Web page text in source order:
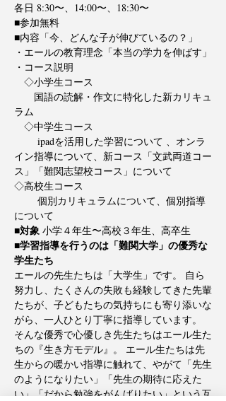
各日 8:30〜、14:00〜、18:30〜
■参加無料
■内容「今、どんな子が伸びているの？」
・エールの教育理念「本当の学力を伸ばす」
・コース説明
◇小学生コース
国語の読解・作文に特化した新カリキュ
ラム
◇中学生コース
ipadを活用した学習について 、オンラ
イン指導について、新コース「文武両道コー
ス」「難関志望校コース」について
◇高校生コース
個別カリキュラムについて、個別指導
について
■対象 小学４年生〜高校３年生、高卒生
■学習指導を行うのは「難関大学」の優秀な
学生たち
エールの先生たちは「大学生」です。 自ら
努力し、たくさんの失敗も経験してきた先輩
たちが、子どもたちの気持ちにも寄り添いな
がら、一人ひとり丁寧に指導しています。
そんな優秀で心優しき先生たちはエール生た
ちの『生き方モデル』。 エール生たちは先
生からの暖かい指導に触れて、やがて「先生
のようになりたい」「先生の期待に応えた
い」「だから勉強をがんばりたい」という互